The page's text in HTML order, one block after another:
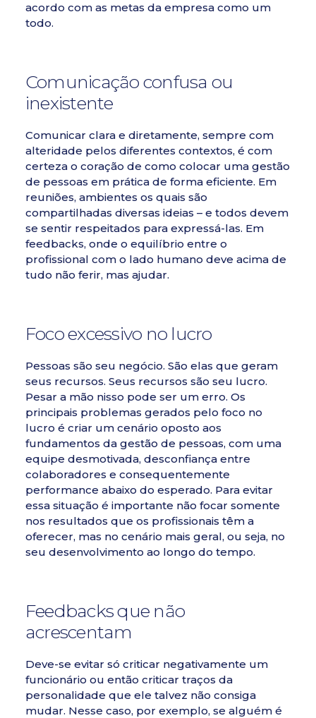
acordo com as metas da empresa como um
todo.
Comunicação confusa ou
inexistente
Comunicar clara e diretamente, sempre com
alteridade pelos diferentes contextos, é com
certeza o coração de como colocar uma gestão
de pessoas em prática de forma eficiente. Em
reuniões, ambientes os quais são
compartilhadas diversas ideias – e todos devem
se sentir respeitados para expressá-las. Em
feedbacks, onde o equilíbrio entre o
profissional com o lado humano deve acima de
tudo não ferir, mas ajudar.
Foco excessivo no lucro
Pessoas são seu negócio. São elas que geram
seus recursos. Seus recursos são seu lucro.
Pesar a mão nisso pode ser um erro. Os
principais problemas gerados pelo foco no
lucro é criar um cenário oposto aos
fundamentos da gestão de pessoas, com uma
equipe desmotivada, desconfiança entre
colaboradores e consequentemente
performance abaixo do esperado. Para evitar
essa situação é importante não focar somente
nos resultados que os profissionais têm a
oferecer, mas no cenário mais geral, ou seja, no
seu desenvolvimento ao longo do tempo.
Feedbacks que não
acrescentam
Deve-se evitar só criticar negativamente um
funcionário ou então criticar traços da
personalidade que ele talvez não consiga
mudar. Nesse caso, por exemplo, se alguém é